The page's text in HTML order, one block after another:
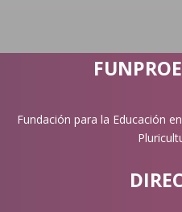
Fundación para la Educación